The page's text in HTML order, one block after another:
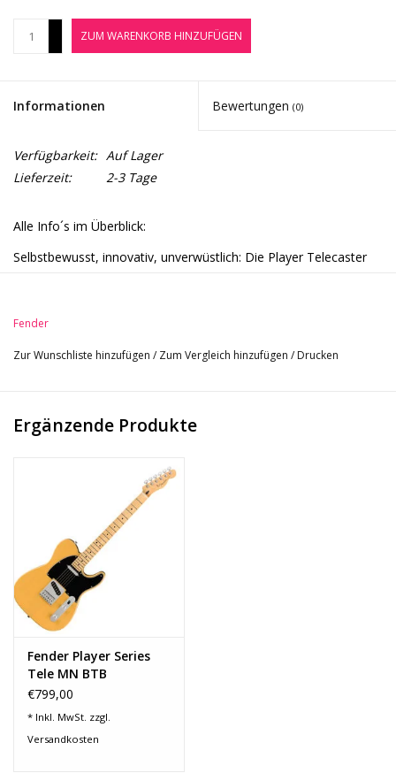
Jobbörse
Marken
ZUM WARENKORB HINZUFÜGEN
Informationen Bewertungen (0)
Verfügbarkeit: Auf Lager
Lieferzeit:
2-3 Tage
Alle Info´s im Überblick:
Selbstbewusst, innovativ, unverwüstlich: Die Player Telecaster
als melodisches Flüstern oder rockig. Sie ist vielseitig und
Natur übersteht sie auch derbe Behandlung auf der Bühne. Ein
Telecaster aus der Fender Player Serie
Fender Player Series Alnico 5 Single Coils
Modern-C Ahornhals mit 22-bündigem Griffbrett aus Pau
Moderner 9,5" Griffbrettradius
String-Thru-Body Telecaster Bridge mit 6 Reitern
3-Color Sunburst Finish
Fender
Zur Wunschliste hinzufügen / Zum Vergleich hinzufügen / Drucken
Ergänzende Produkte
Fender Player Series
Tele MN BTB
€799,00
* Inkl. MwSt. zzgl.
Versandkosten